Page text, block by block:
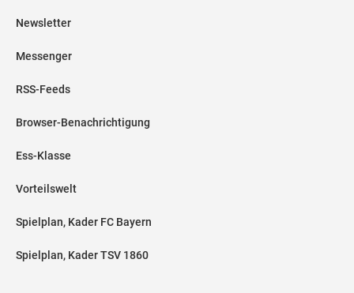
Newsletter
Messenger
RSS-Feeds
Browser-Benachrichtigung
Ess-Klasse
Vorteilswelt
Spielplan, Kader FC Bayern
Spielplan, Kader TSV 1860